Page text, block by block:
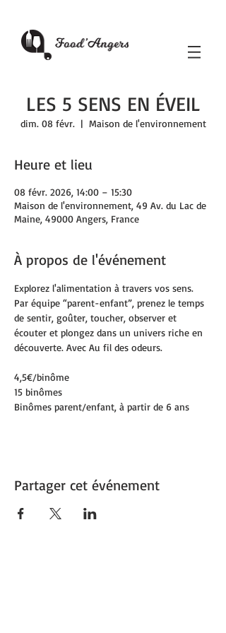
LES 5 SENS EN ÉVEIL
dim. 08 févr.
  |
Maison de l'environnement
Heure et lieu
08 févr. 2026, 14:00 – 15:30
Maison de l'environnement, 49 Av. du Lac de
Maine, 49000 Angers, France
À propos de l'événement
Explorez l'alimentation à travers vos sens.
Par équipe “parent-enfant”, prenez le temps
de sentir, goûter, toucher, observer et
écouter et plongez dans un univers riche en
découverte. Avec Au fil des odeurs.
4,5€/binôme
15 binômes
Binômes parent/enfant, à partir de 6 ans
Partager cet événement